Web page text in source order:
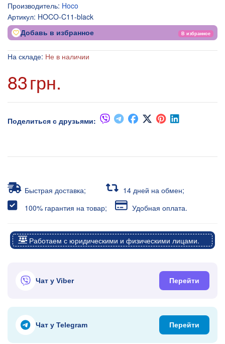
Производитель: Hoco
Артикул: HOCO-C11-black
Добавь в избранное В избранное
На складе: Не в наличии
83грн.
Поделиться с друзьями:
Быстрая доставка;
14 дней на обмен;
100% гарантия на товар;
Удобная оплата.
Работаем с юридическими и физическими лицами.
Чат у Viber Перейти
Чат у Telegram Перейти